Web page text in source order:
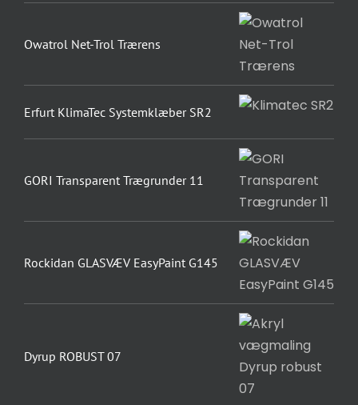
Owatrol Net-Trol Trærens
Erfurt KlimaTec Systemklæber SR2
GORI Transparent Trægrunder 11
Rockidan GLASVÆV EasyPaint G145
Dyrup ROBUST 07